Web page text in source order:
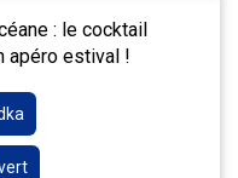
: le cocktail
apéro estival !